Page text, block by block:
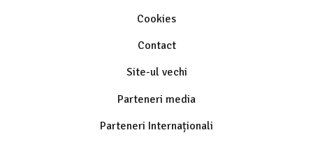
Cookies
Contact
Site-ul vechi
Parteneri media
Parteneri Internaționali